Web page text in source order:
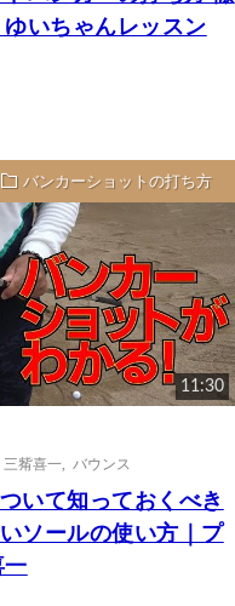
いちゃんレッスン
バンカーショットの打ち方
11:30
三觜喜一 バウンス
いて知っておくべき
ソールの使い方｜プ
一